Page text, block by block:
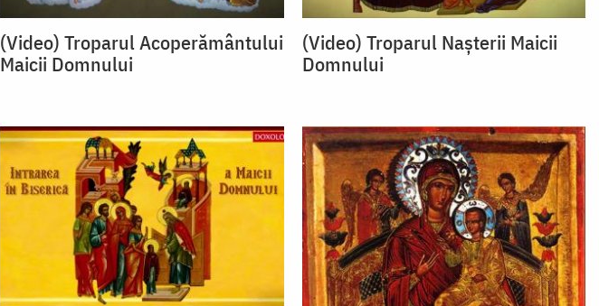
(Video) Troparul Acoperământului
Maicii Domnului
(Video) Troparul Nașterii Maicii
Domnului